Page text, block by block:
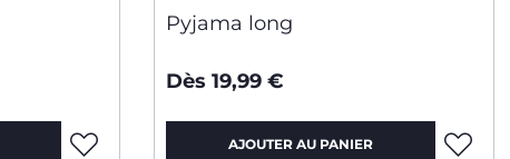
Pyjama long
Dès 19,99 €
AJOUTER AU PANIER